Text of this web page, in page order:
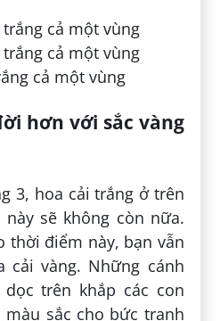
cả một vùng
hơn với sắc vàng
3, hoa cải trắng ở trên
sẽ không còn nữa.
thời điểm này, bạn vẫn
cải vàng. Những cánh
trên khắp các con
sắc cho bức tranh